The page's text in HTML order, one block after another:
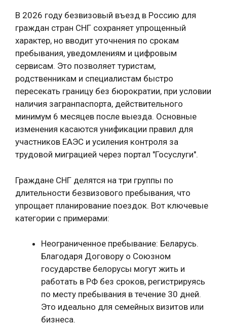
В 2026 году безвизовый въезд в Россию для
граждан стран СНГ сохраняет упрощенный
характер, но вводит уточнения по срокам
пребывания, уведомлениям и цифровым
сервисам. Это позволяет туристам,
родственникам и специалистам быстро
пересекать границу без бюрократии, при условии
наличия загранпаспорта, действительного
минимум 6 месяцев после выезда. Основные
изменения касаются унификации правил для
участников ЕАЭС и усиления контроля за
трудовой миграцией через портал "Госуслуги".
Граждане СНГ делятся на три группы по
длительности безвизового пребывания, что
упрощает планирование поездок. Вот ключевые
категории с примерами:
Неограниченное пребывание: Беларусь.
Благодаря Договору о Союзном
государстве белорусы могут жить и
работать в РФ без сроков, регистрируясь
по месту пребывания в течение 30 дней.
Это идеально для семейных визитов или
бизнеса.